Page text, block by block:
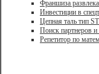
Франшиза
Инвестиции в
Цепная таль тип
Поиск партнеров
Репетитор по